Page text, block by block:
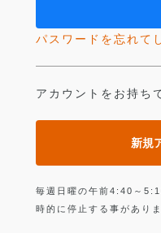
パスワードを忘れて
アカウントをお持ち
新規
毎週日曜の午前4:40～
時的に停止する事がありま